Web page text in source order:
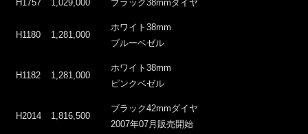
H1757 1,029,000 ブラック38mmダイヤ
H1180 1,281,000
ホワイト38mm
ブルーベゼル
H1182 1,281,000
ホワイト38mm
ピンクベゼル
H2014 1,816,500
ブラック42mmダイヤ
2007年07月販売開始